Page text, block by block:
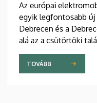
Az európai
egyik legfontosabb
Debrecen és a
alá az a csütörtöki
rangú kínai delegációt
vezetői a Főépület
megbeszélés
TOVÁBB